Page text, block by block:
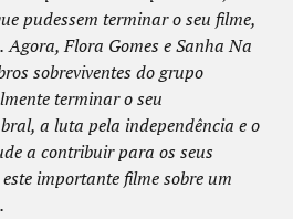
pudessem terminar o seu filme,
Agora, Flora Gomes e Sanha Na
sobreviventes do grupo
terminar o seu
a luta pela independência e o
e a contribuir para os seus
importante filme sobre um